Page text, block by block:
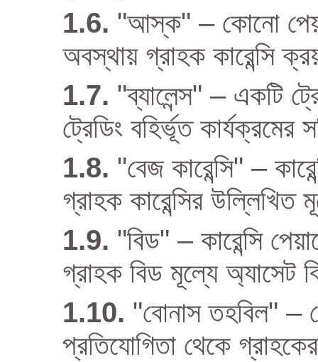
"আস্ক" – কোনো
অবস্থায় গ্রাহক কারেন্সি
"ব্যালেন্স" – একটি
ট্রেডিং বহির্ভূত
"বেজ কারেন্সি" –
গ্রাহক কারেন্সির উল্লিখিত
"বিড" – কারেন্সি
গ্রাহক বিড মূল্যে অ্যাসেট
"বোনাস তহবিল" –
প্রতিযোগিতা থেকে